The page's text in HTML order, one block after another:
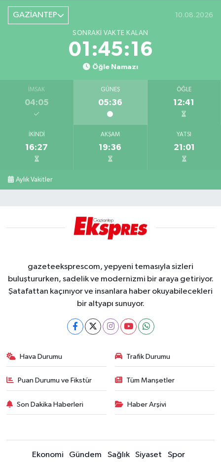
GAZİANTEP 10.08.2026
SONRAKI VAKTE KALAN
01:45:15
Öğle Namazı
İMSAK
04:05
GÜNEŞ
05:36
ÖĞLE
12:41
İKINDI
16:27
AKŞAM
19:36
YATSI
21:01
Aylık Vakitler
gazeteeksprescom, yepyeni temasıyla sizleri
buluştururken, sadelik ve modernizmi bir araya getiriyor.
Şatafattan kaçınıyor ve insanlara haber okuyabilecekleri
bir altyapı sunuyor.
Hava Durumu Trafik Durumu
Puan Durumu ve Fikstür Tüm Manşetler
Son Dakika Haberleri Haber Arşivi
Ekonomi Gündem Sağlık Siyaset Spor